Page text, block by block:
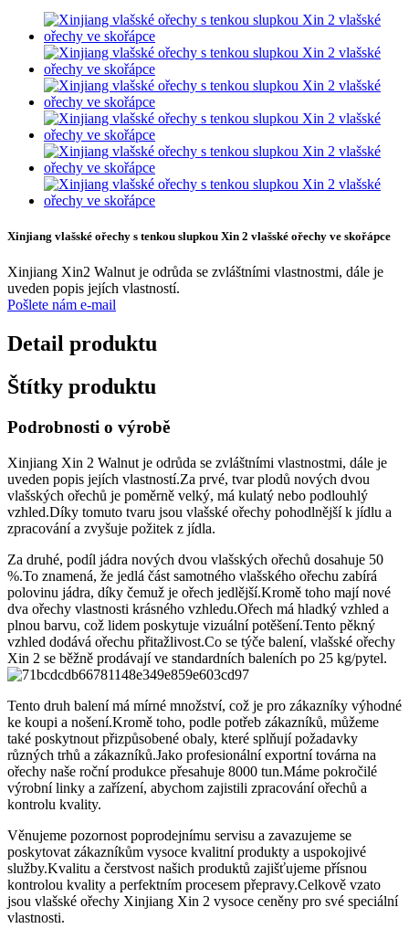
Xinjiang vlašské ořechy s tenkou slupkou Xin 2 vlašské ořechy ve skořápce
Xinjiang Xin2 Walnut je odrůda se zvláštními vlastnostmi, dále je
uveden popis jejích vlastností.
Pošlete nám e-mail
Detail produktu
Štítky produktu
Podrobnosti o výrobě
Xinjiang Xin 2 Walnut je odrůda se zvláštními vlastnostmi, dále je
uveden popis jejích vlastností.Za prvé, tvar plodů nových dvou
vlašských ořechů je poměrně velký, má kulatý nebo podlouhlý
vzhled.Díky tomuto tvaru jsou vlašské ořechy pohodlnější k jídlu a
zpracování a zvyšuje požitek z jídla.
Za druhé, podíl jádra nových dvou vlašských ořechů dosahuje 50
%.To znamená, že jedlá část samotného vlašského ořechu zabírá
polovinu jádra, díky čemuž je ořech jedlější.Kromě toho mají nové
dva ořechy vlastnosti krásného vzhledu.Ořech má hladký vzhled a
plnou barvu, což lidem poskytuje vizuální potěšení.Tento pěkný
vzhled dodává ořechu přitažlivost.Co se týče balení, vlašské ořechy
Xin 2 se běžně prodávají ve standardních baleních po 25 kg/pytel.
Tento druh balení má mírné množství, což je pro zákazníky výhodné
ke koupi a nošení.Kromě toho, podle potřeb zákazníků, můžeme
také poskytnout přizpůsobené obaly, které splňují požadavky
různých trhů a zákazníků.Jako profesionální exportní továrna na
ořechy naše roční produkce přesahuje 8000 tun.Máme pokročilé
výrobní linky a zařízení, abychom zajistili zpracování ořechů a
kontrolu kvality.
Věnujeme pozornost poprodejnímu servisu a zavazujeme se
poskytovat zákazníkům vysoce kvalitní produkty a uspokojivé
služby.Kvalitu a čerstvost našich produktů zajišťujeme přísnou
kontrolou kvality a perfektním procesem přepravy.Celkově vzato
jsou vlašské ořechy Xinjiang Xin 2 vysoce ceněny pro své speciální
vlastnosti.